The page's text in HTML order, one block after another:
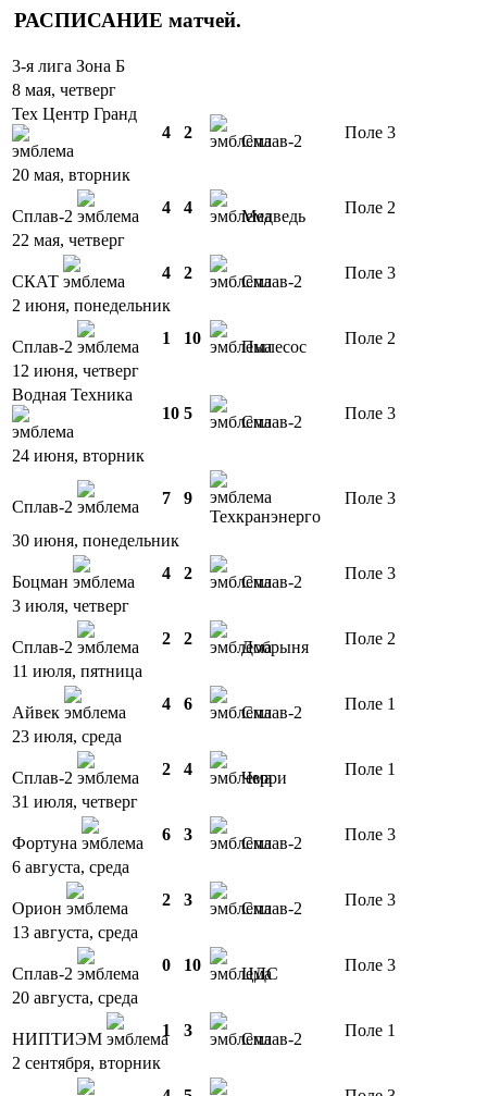
РАСПИСАНИЕ матчей.
3-я лига Зона Б
8 мая, четверг
Тех Центр Гранд
4
2 Сплав-2 Поле 3
20 мая, вторник
Сплав-2 4 4 Медведь
Поле 2
22 мая, четверг
СКАТ 4 2 Сплав-2
Поле 3
2 июня, понедельник
Сплав-2 1 10 Пылесос
Поле 2
12 июня, четверг
Водная Техника
10 5 Сплав-2 Поле 3
24 июня, вторник
Сплав-2 7
9
Техкранэнерго
Поле 3
30 июня, понедельник
Боцман 4 2 Сплав-2
Поле 3
3 июля, четверг
Сплав-2 2 2 Добрыня
Поле 2
11 июля, пятница
Айвек 4 6 Сплав-2
Поле 1
23 июля, среда
Сплав-2 2 4 Черри
Поле 1
31 июля, четверг
Фортуна 6 3 Сплав-2
Поле 3
6 августа, среда
Орион 2 3 Сплав-2
Поле 3
13 августа, среда
Сплав-2 0 10 ЦДС
Поле 3
20 августа, среда
НИПТИЭМ 1 3 Сплав-2
Поле 1
2 сентября, вторник